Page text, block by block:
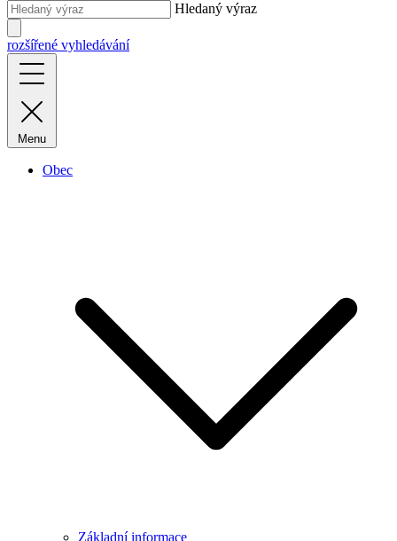
Hledaný výraz
rozšířené vyhledávání
Menu
Obec
Základní informace